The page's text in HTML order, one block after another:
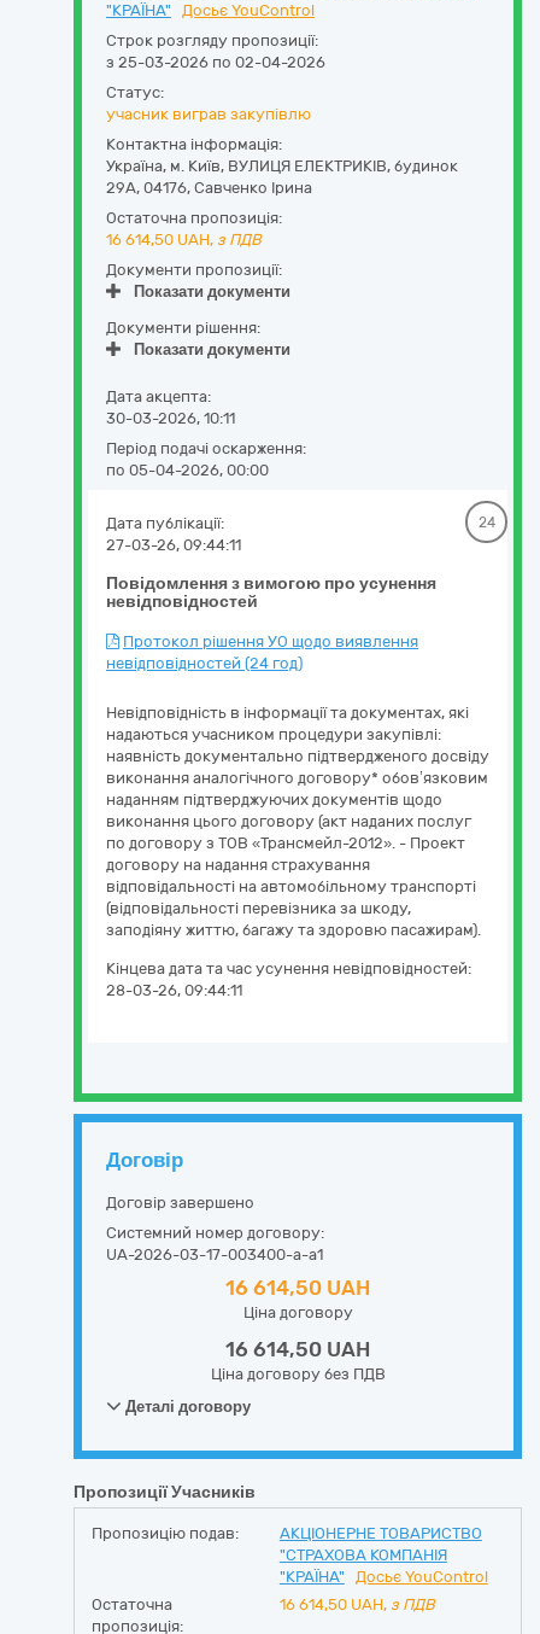
"КРАЇНА"
Досьє YouControl
Строк розгляду пропозиції:
з 25-03-2026 по 02-04-2026
Статус:
учасник виграв закупівлю
Контактна інформація:
Україна, м. Київ, ВУЛИЦЯ ЕЛЕКТРИКІВ, будинок
29А, 04176, Савченко Ірина
Остаточна пропозиція:
16 614,50 UAH, з ПДВ
Документи пропозиції:
Показати документи
Документи рішення:
Показати документи
Дата акцепта:
30-03-2026, 10:11
Період подачі оскарження:
по 05-04-2026, 00:00
Повідомлення з вимогою про усунення
невідповідностей
Дата публікації:
27-03-26, 09:44:11
24
Протокол рішення УО щодо виявлення
невідповідностей (24 год)
Невідповідність в інформації та документах, які
надаються учасником процедури закупівлі:
наявність документально підтвердженого досвіду
виконання аналогічного договору* обов’язковим
наданням підтверджуючих документів щодо
виконання цього договору (акт наданих послуг
по договору з ТОВ «Трансмейл-2012». - Проект
договору на надання страхування
відповідальності на автомобільному транспорті
(відповідальності перевізника за шкоду,
заподіяну життю, багажу та здоровю пасажирам).
Кінцева дата та час усунення невідповідностей:
28-03-26, 09:44:11
Договір
Договір завершено
Системний номер договору:
UA-2026-03-17-003400-a-a1
16 614,50 UAH
Ціна договору
16 614,50 UAH
Ціна договору без ПДВ
Деталі договору
Пропозиції Учасників
Пропозицію подав:
АКЦІОНЕРНЕ ТОВАРИСТВО
"СТРАХОВА КОМПАНІЯ
"КРАЇНА"
Досьє YouControl
Остаточна
пропозиція:
16 614,50 UAH, з ПДВ